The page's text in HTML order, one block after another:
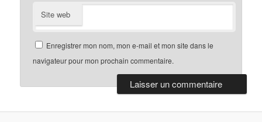
Site web
Enregistrer mon nom, mon e-mail et mon site dans le
navigateur pour mon prochain commentaire.